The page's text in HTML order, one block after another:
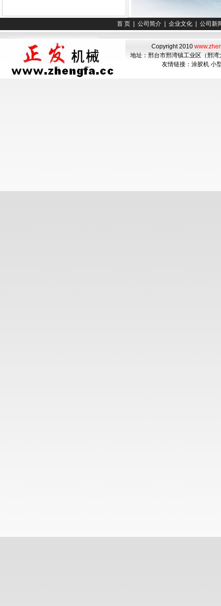
首 页| 公司简介| 企业文化| 公司新
Copyright 2010
地址：邢台市邢湾镇工业区（邢
友情链接： 涂胶机 小